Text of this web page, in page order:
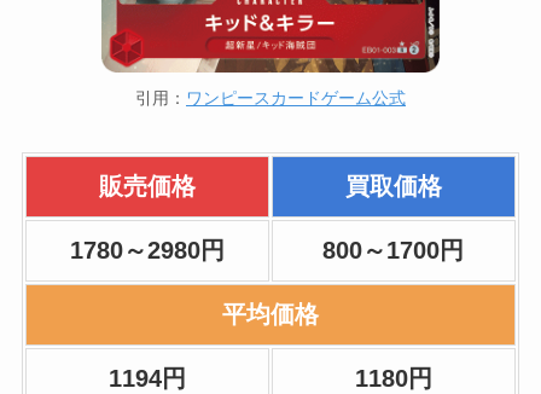
引用： ワンピースカードゲーム公式
販売価格 買取価格
1780～2980円 800～1700円
平均価格
1194円 1180円